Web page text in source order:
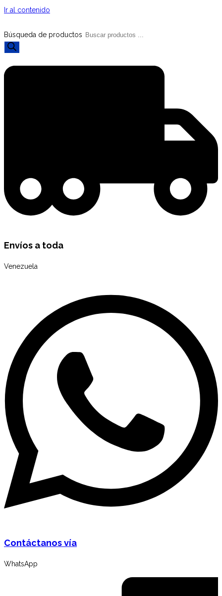
Ir al contenido
Búsqueda de productos
Envíos a toda
Venezuela
Contáctanos vía
WhatsApp